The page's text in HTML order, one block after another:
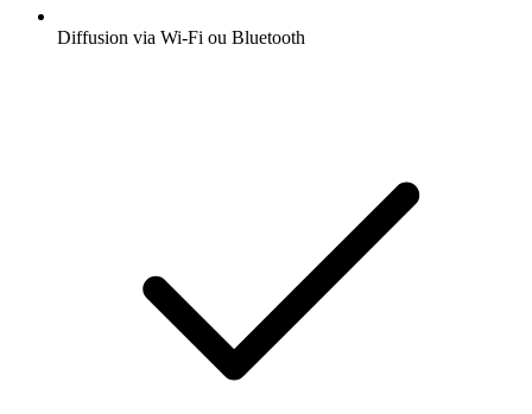
Diffusion via Wi-Fi ou Bluetooth